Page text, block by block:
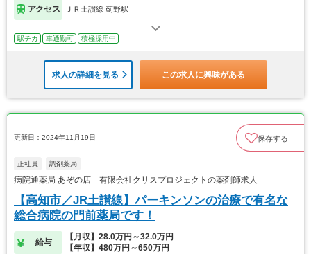
アクセス ＪＲ土讃線 薊野駅
駅チカ 車通勤可 積極採用中
求人の詳細を見る この求人に興味がある
更新日：2024年11月19日 保存する
正社員 調剤薬局
病院通薬局 あぞの店 有限会社クリスプロジェクトの薬剤師求人
【高知市／JR土讃線】パーキンソンの治療で有名な
総合病院の門前薬局です！
給与
【月収】28.0万円～32.0万円
【年収】480万円～650万円